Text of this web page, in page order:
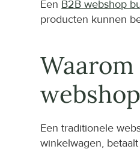
Een B2B webshop
producten kunnen
Een traditionele
winkelwagen,